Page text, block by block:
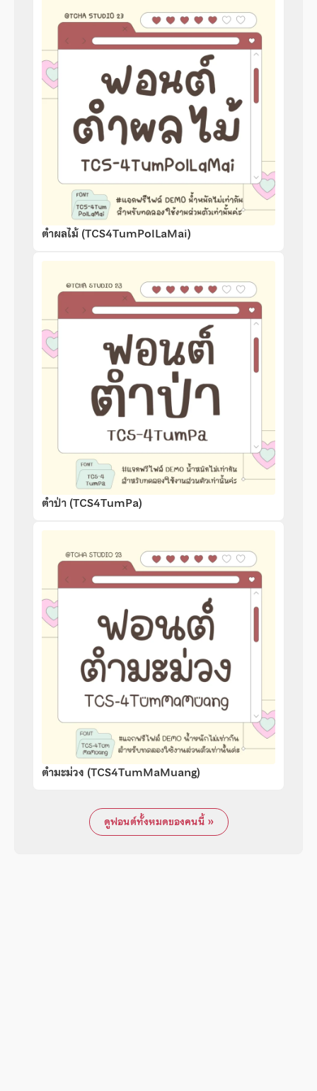
ตำผลไม้ (TCS4TumPolLaMai)
ตำป่า (TCS4TumPa)
ตำมะม่วง (TCS4TumMaMuang)
ดูฟอนต์ทั้งหมดของคนนี้ »